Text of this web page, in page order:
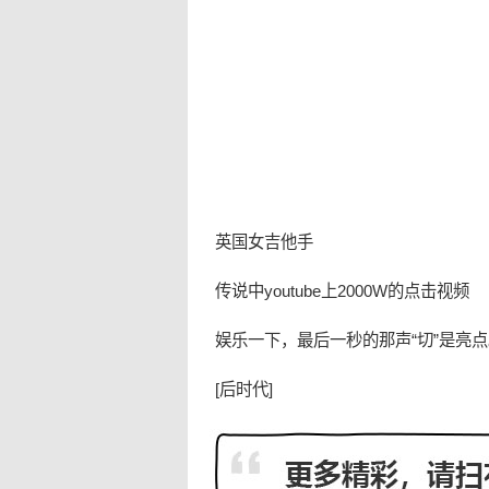
英国女吉他手
传说中youtube上2000W的点击视频
娱乐一下，最后一秒的那声“切”是亮
[后时代]